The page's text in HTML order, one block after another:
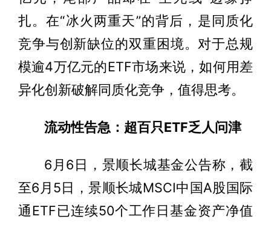
扎。在“冰火两重天”的背后，是同质化
竞争与创新缺位的双重困境。对于总规
模逾4万亿元的ETF市场来说，如何用差
异化创新破解同质化竞争，值得思考。
流动性告急：超百只ETF乏人问津
6月6日，景顺长城基金公告称，截
至6月5日，景顺长城MSCI中国A股国际
通ETF已连续50个工作日基金资产净值